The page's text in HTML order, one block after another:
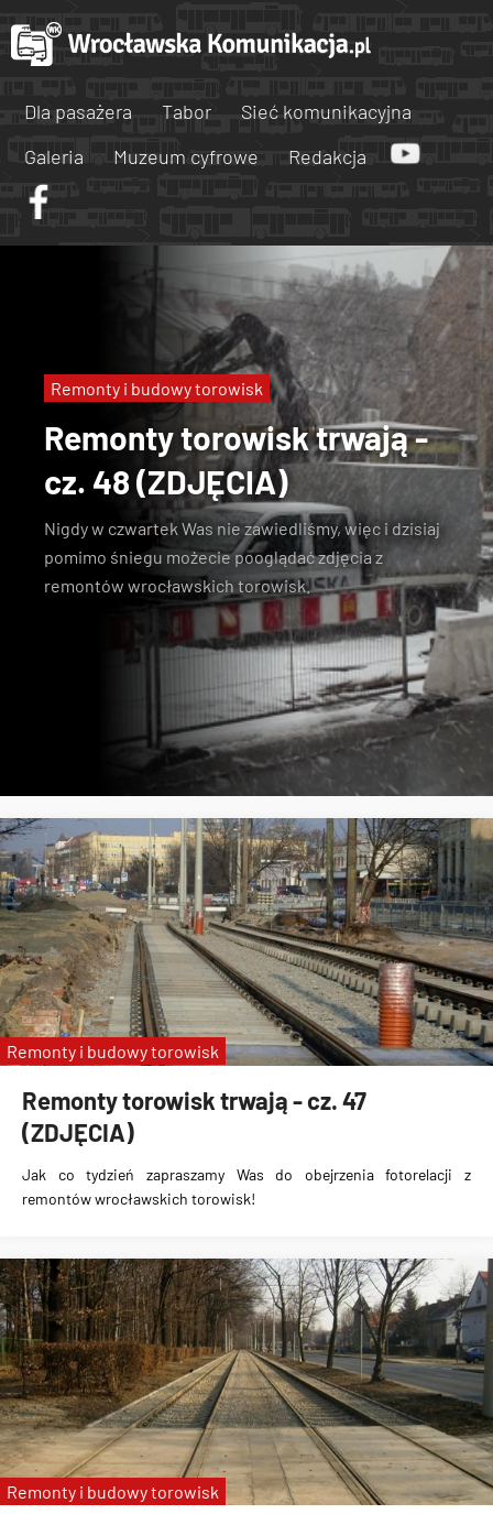
Dla pasażera Tabor
Sieć komunikacyjna
Galeria
Muzeum cyfrowe Redakcja
Remonty torowisk trwają -
cz. 48 (ZDJĘCIA)
Nigdy w czwartek Was nie zawiedliśmy, więc i dzisiaj
pomimo śniegu możecie pooglądać zdjęcia z
remontów wrocławskich torowisk.
Remonty i budowy torowisk
Remonty torowisk trwają - cz. 47
(ZDJĘCIA)
Jak co tydzień zapraszamy Was do obejrzenia fotorelacji z
remontów wrocławskich torowisk!
Remonty i budowy torowisk
Remonty i budowy torowisk